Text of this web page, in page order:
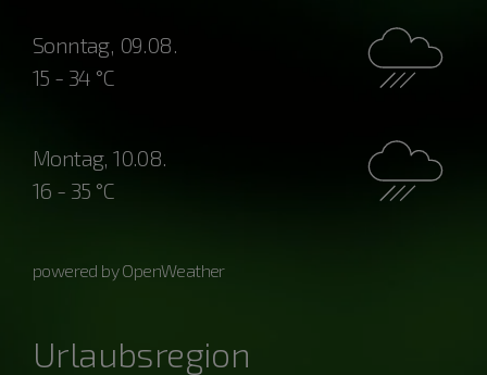
Sonntag, 09.08.
15 - 34 °C
Montag, 10.08.
16 - 35 °C
powered by OpenWeather
Urlaubsregion